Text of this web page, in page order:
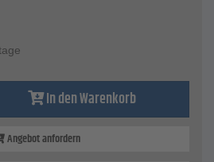
In den Warenkorb
Angebot anfordern